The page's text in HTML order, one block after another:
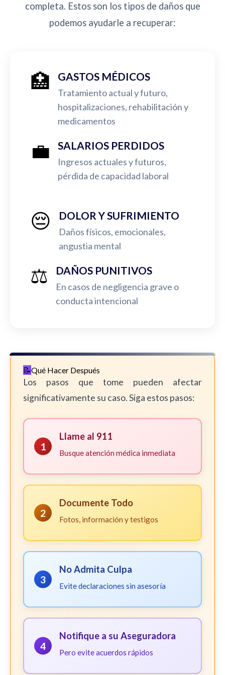
completa. Estos son los tipos de daños que
podemos ayudarle a recuperar:
🏥 GASTOS MÉDICOS
Tratamiento actual y futuro,
hospitalizaciones, rehabilitación y
medicamentos
💼 SALARIOS PERDIDOS
Ingresos actuales y futuros,
pérdida de capacidad laboral
😔 DOLOR Y SUFRIMIENTO
Daños físicos, emocionales,
angustia mental
⚖️ DAÑOS PUNITIVOS
En casos de negligencia grave o
conducta intencional
Qué Hacer Después
Los pasos que tome pueden afectar
significativamente su caso. Siga estos pasos:
1
Llame al 911
Busque atención médica inmediata
2
Documente Todo
Fotos, información y testigos
3
No Admita Culpa
Evite declaraciones sin asesoría
4
Notifique a su Aseguradora
Pero evite acuerdos rápidos